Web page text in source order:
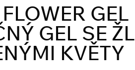
GEL SE
KVĚTY